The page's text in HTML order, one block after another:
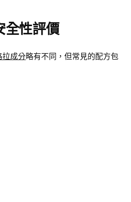
全性評價
拉成分略有不同，但常見的配方包